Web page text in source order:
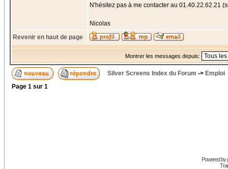
N'hésitez pas à me contacter au 01.40.22.62.21
Nicolas
Revenir en haut de page
Montrer les messages depuis:
Silver Screens Index du Forum -> Emploi
Page 1 sur 1
Powered by